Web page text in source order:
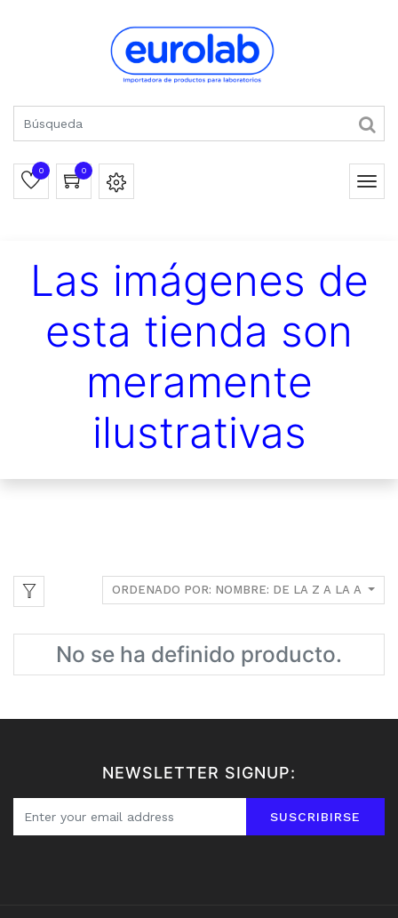
0 0
Las imágenes de
esta tienda son
meramente
ilustrativas
ORDENADO POR: NOMBRE: DE LA Z A LA A
No se ha definido producto.
NEWSLETTER SIGNUP:
SUSCRIBIRSE